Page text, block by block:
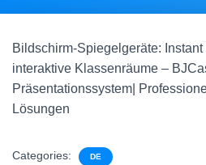
Bildschirm-Spiegelgeräte:
interaktive Klassenräume –
Präsentationssystem|
Lösungen
Categories: DE